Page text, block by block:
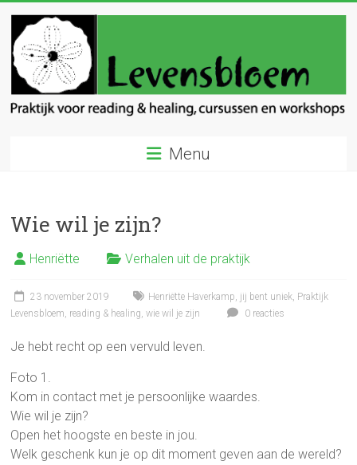
inhoud
Levensbloem
en
Menu
Wie wil je zijn?
Henriëtte Verhalen uit de praktijk
23 november 2019 Henriëtte Haverkamp, jij bent uniek, Praktijk
Levensbloem, reading & healing,wie wil je zijn 0 reacties
Je hebt recht op een vervuld leven.
Foto 1.
Kom in contact met je persoonlijke waardes.
Wie wil je zijn?
Open het hoogste en beste in jou.
Welk geschenk kun je op dit moment geven aan de wereld?